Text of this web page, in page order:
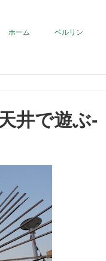
ホーム ベルリン
井で遊ぶ-